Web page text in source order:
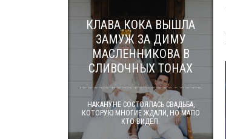
КЛАВА КОКА ВЫШЛА
ЗАМУЖ ЗА ДИМУ
МАСЛЕННИКОВА В
СЛИВОЧНЫХ ТОНАХ
НАКАНУНЕ СОСТОЯЛАСЬ СВАДЬБА,
КОТОРУЮ МНОГИЕ ЖДАЛИ, НО МАЛО
КТО ВИДЕЛ.